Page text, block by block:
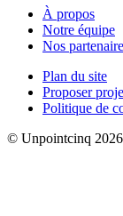
À propos
Notre équipe
Nos
Plan du site
Proposer
Politique de
© Unpointcinq 2026